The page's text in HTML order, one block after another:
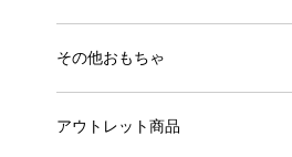
その他おもちゃ
アウトレット商品